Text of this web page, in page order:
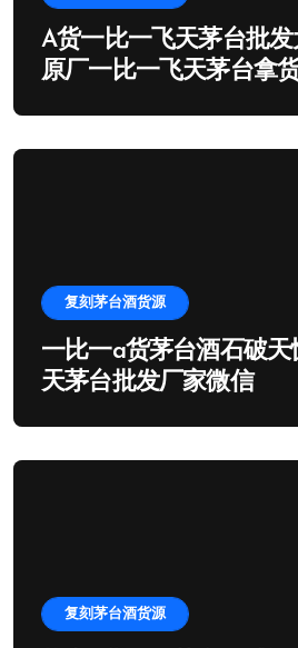
A货一比一飞天茅台批发
原厂一比一飞天茅台拿
复刻茅台酒货源
一比一a货茅台酒石破
天茅台批发厂家微信
复刻茅台酒货源